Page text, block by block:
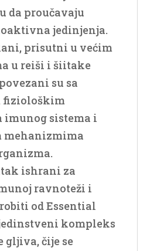
da proučavaju
jedinjenja.
prisutni u većim
u reiši i šiitake
su sa
fiziološkim
imunog sistema i
ishrani za
ravnoteži i
od Essential
kompleks
gljiva, čije se